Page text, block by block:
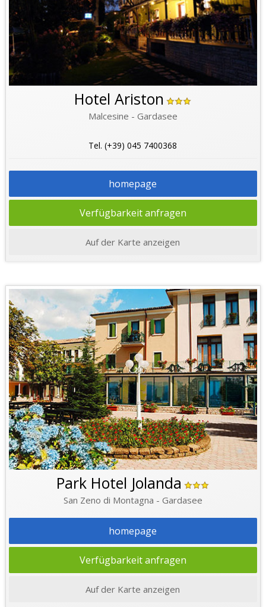
Hotel Ariston
Malcesine - Gardasee
Tel. (+39) 045 7400368
homepage
Verfügbarkeit anfragen
Auf der Karte anzeigen
Park Hotel Jolanda
San Zeno di Montagna - Gardasee
homepage
Verfügbarkeit anfragen
Auf der Karte anzeigen